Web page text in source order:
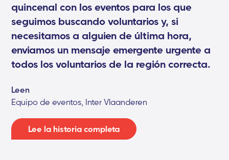
quincenal con los eventos para los que
seguimos buscando voluntarios y, si
necesitamos a alguien de última hora,
enviamos un mensaje emergente urgente a
todos los voluntarios de la región correcta.
Leen
Equipo de eventos, Inter Vlaanderen
Lee la historia completa